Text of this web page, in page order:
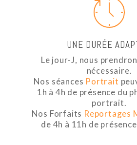
UNE DURÉE
Le jour-J, nous
nécessaire.
Nos séances Portrait
1h à 4h de présence du
portrait.
Nos Forfaits Reportages
de 4h à 11h de